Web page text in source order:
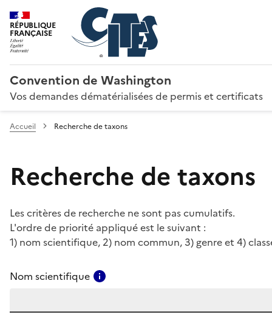
RÉPUBLIQUE
FRANÇAISE
Convention de Washington
Vos demandes dématérialisées de permis et certificats
Accueil Recherche de taxons
Recherche de taxons
Les critères de recherche ne sont pas cumulatifs.
L'ordre de priorité appliqué est le suivant :
1) nom scientifique, 2) nom commun, 3) genre et 4)
Nom scientifique